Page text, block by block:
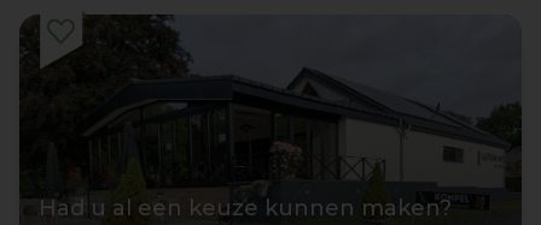
Had u al een keuze kunnen maken?